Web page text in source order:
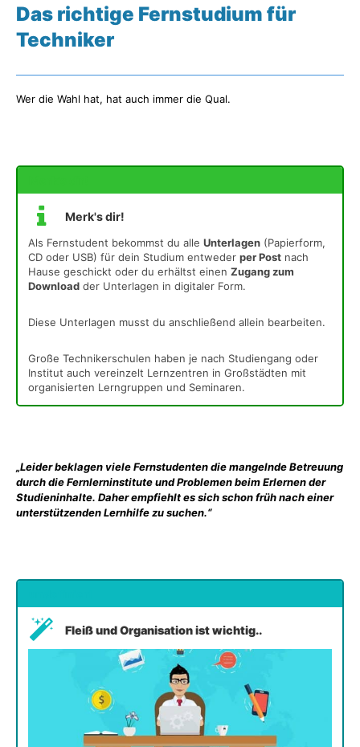
Das richtige Fernstudium für
Techniker
Wer die Wahl hat, hat auch immer die Qual.
Merk's dir!
Als Fernstudent bekommst du alle Unterlagen (Papierform,
CD oder USB) für dein Studium entweder per Post nach
Hause geschickt oder du erhältst einen Zugang zum
Download der Unterlagen in digitaler Form.
Diese Unterlagen musst du anschließend allein bearbeiten.
Große Technikerschulen haben je nach Studiengang oder
Institut auch vereinzelt Lernzentren in Großstädten mit
organisierten Lerngruppen und Seminaren.
„Leider beklagen viele Fernstudenten die mangelnde Betreuung
durch die Fernlerninstitute und Problemen beim Erlernen der
Studieninhalte. Daher empfiehlt es sich schon früh nach einer
unterstützenden Lernhilfe zu suchen.“
Fleiß und Organisation ist wichtig..